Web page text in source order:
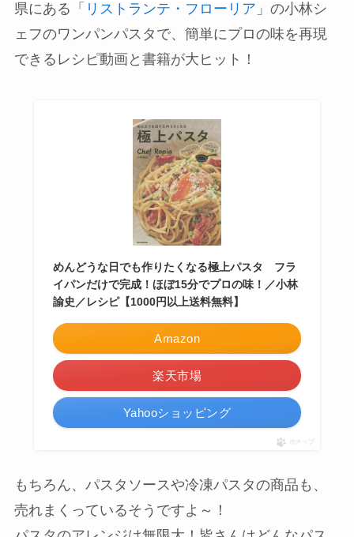
県にある「 リストランテ・フローリア 」の小林シ
ェフのワンパンパスタで、簡単にプロの味を再現
できるレシピ動画と書籍が大ヒット！
めんどうな日でも作りたくなる極上パスタ フラ
イパンだけで完成！ほぼ15分でプロの味！／小林
諭史／レシピ【1000円以上送料無料】
Amazon
楽天市場
Yahooショッピング
ポチップ
もちろん、パスタソースや冷凍パスタの商品も、
売れまくっているそうですよ～！